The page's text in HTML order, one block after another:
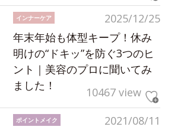
2025/12/25
インナーケア
年末年始も体型キープ！休み
明けの“ドキッ”を防ぐ3つのヒ
ント｜美容のプロに聞いてみ
ました！
10467 view
2021/08/11
ポイントメイク